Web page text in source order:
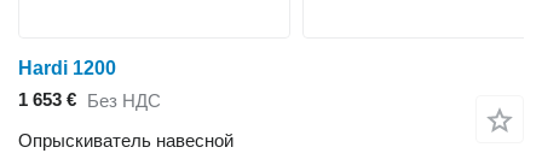
Hardi 1200
1 653 € Без НДС
Опрыскиватель навесной